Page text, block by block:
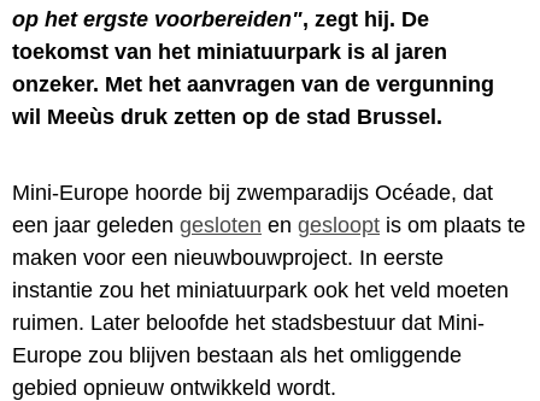
op het ergste voorbereiden", zegt hij. De
toekomst van het miniatuurpark is al jaren
onzeker. Met het aanvragen van de vergunning
wil Meeùs druk zetten op de stad Brussel.
Mini-Europe hoorde bij zwemparadijs Océade, dat
een jaar geleden gesloten en gesloopt is om plaats te
maken voor een nieuwbouwproject. In eerste
instantie zou het miniatuurpark ook het veld moeten
ruimen. Later beloofde het stadsbestuur dat Mini-
Europe zou blijven bestaan als het omliggende
gebied opnieuw ontwikkeld wordt.